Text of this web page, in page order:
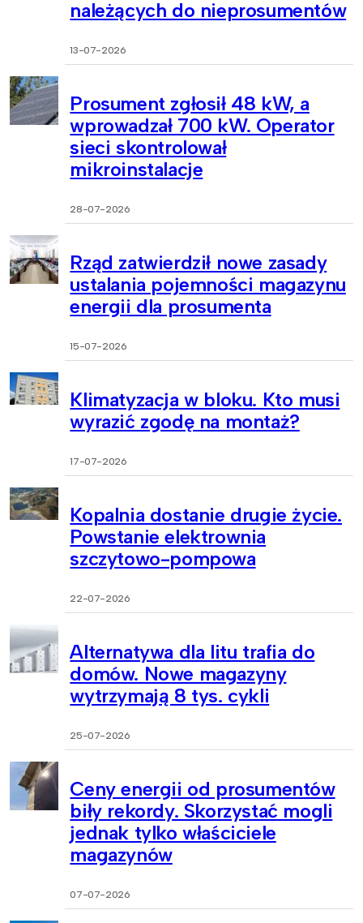
należących do nieprosumentów
13-07-2026
Prosument zgłosił 48 kW, a
wprowadzał 700 kW. Operator
sieci skontrolował
mikroinstalacje
28-07-2026
Rząd zatwierdził nowe zasady
ustalania pojemności magazynu
energii dla prosumenta
15-07-2026
Klimatyzacja w bloku. Kto musi
wyrazić zgodę na montaż?
17-07-2026
Kopalnia dostanie drugie życie.
Powstanie elektrownia
szczytowo-pompowa
22-07-2026
Alternatywa dla litu trafia do
domów. Nowe magazyny
wytrzymają 8 tys. cykli
25-07-2026
Ceny energii od prosumentów
biły rekordy. Skorzystać mogli
jednak tylko właściciele
magazynów
07-07-2026